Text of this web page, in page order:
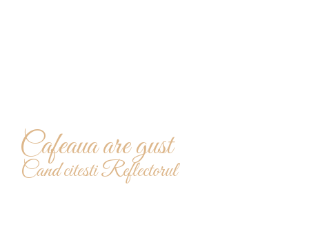
Cafeaua are gust
Cand citesti Reflectorul